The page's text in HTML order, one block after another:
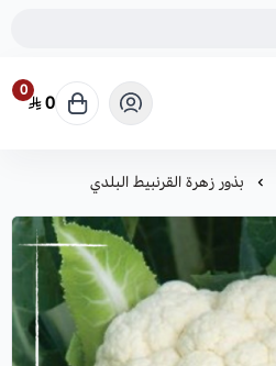
0
0
بذور زهرة القرنبيط البلدي